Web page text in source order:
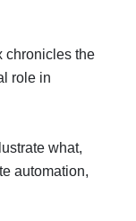
chronicles the
role in
what,
automation,